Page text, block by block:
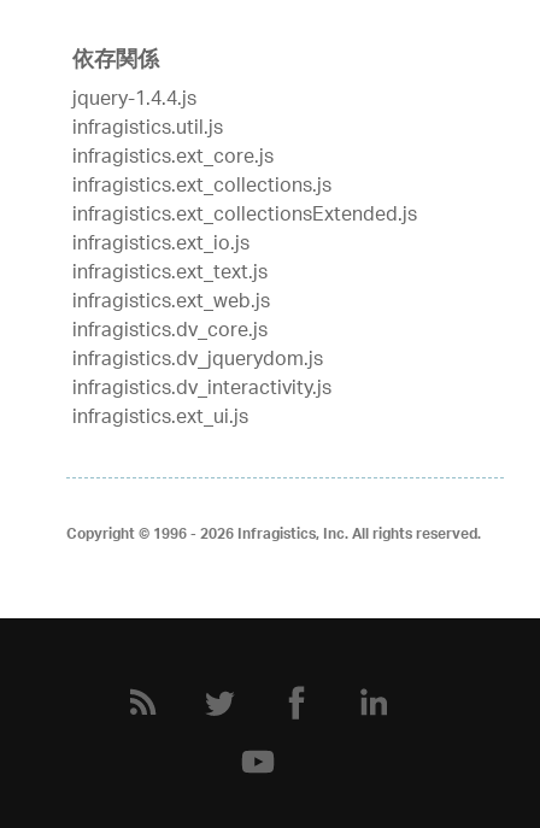
依存関係
jquery-1.4.4.js
infragistics.util.js
infragistics.ext_core.js
infragistics.ext_collections.js
infragistics.ext_collectionsExtended.js
infragistics.ext_io.js
infragistics.ext_text.js
infragistics.ext_web.js
infragistics.dv_core.js
infragistics.dv_jquerydom.js
infragistics.dv_interactivity.js
infragistics.ext_ui.js
Copyright © 1996 - 2026Infragistics, Inc. All rights reserved.